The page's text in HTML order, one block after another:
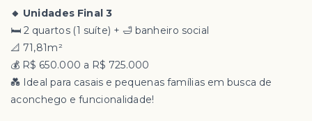
🔸 Unidades Final 3
🛏️ 2 quartos (1 suíte) + 🛁 banheiro social
📐 71,81m²
💰 R$ 650.000 a R$ 725.000
💑 Ideal para casais e pequenas famílias em busca de
aconchego e funcionalidade!